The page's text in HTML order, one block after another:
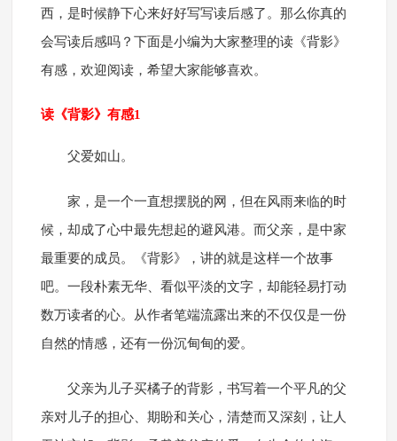
西，是时候静下心来好好写写读后感了。那么你真的
会写读后感吗？下面是小编为大家整理的读《背影》
有感，欢迎阅读，希望大家能够喜欢。
读《背影》有感1
父爱如山。
家，是一个一直想摆脱的网，但在风雨来临的时
候，却成了心中最先想起的避风港。而父亲，是中家
最重要的成员。《背影》，讲的就是这样一个故事
吧。一段朴素无华、看似平淡的文字，却能轻易打动
数万读者的心。从作者笔端流露出来的不仅仅是一份
自然的情感，还有一份沉甸甸的爱。
父亲为儿子买橘子的背影，书写着一个平凡的父
亲对儿子的担心、期盼和关心，清楚而又深刻，让人